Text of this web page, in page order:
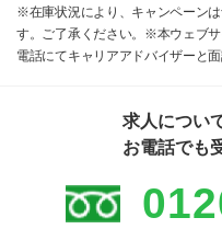
※在庫状況により、キャンペーン
す。ご了承ください。※本ウェブ
電話にてキャリアアドバイザーと
求人につい
お電話でも